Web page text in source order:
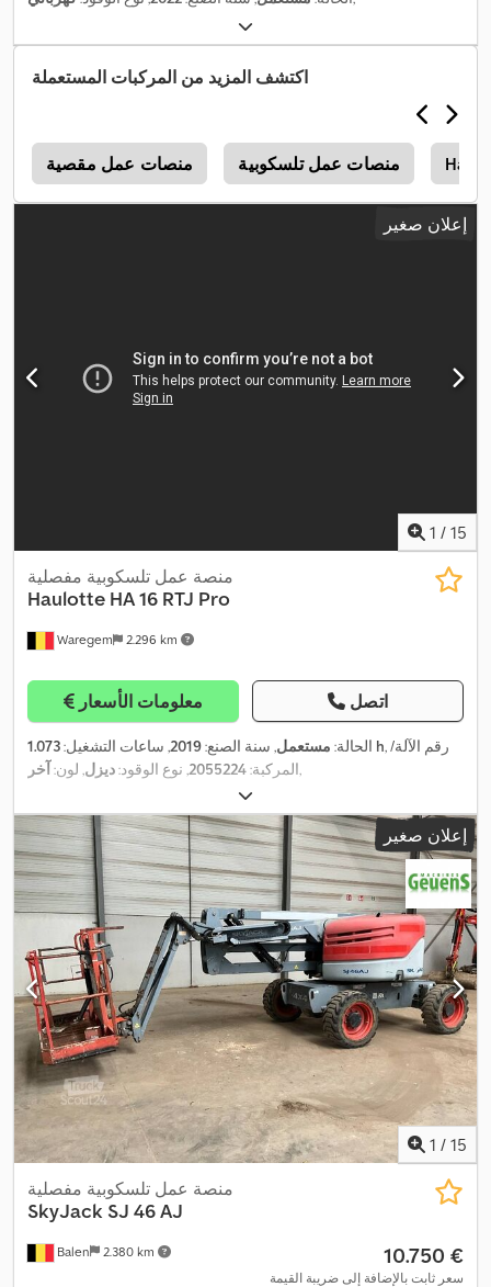
اكتشف المزيد من المركبات المستعملة
منصات عمل مقصية منصات عمل تلسكوبية
إعلان صغير
1 / 15
Waregem 2.296 km
منصة عمل تلسكوبية مفصلية
Haulotte HA 16 RTJ Pro
معلومات الأسعار اتصل
الحالة: مستعمل, سنة الصنع:2019, ساعات التشغيل: 1.073 h, رقم الآلة/
المركبة:2055224, نوع الوقود:ديزل, لون: آخر ,
إعلان صغير
1 / 15
Balen 2.380 km
منصة عمل تلسكوبية مفصلية
SkyJack SJ 46 AJ
‏10.750 €
سعر ثابت بالإضافة إلى ضريبة القيمة